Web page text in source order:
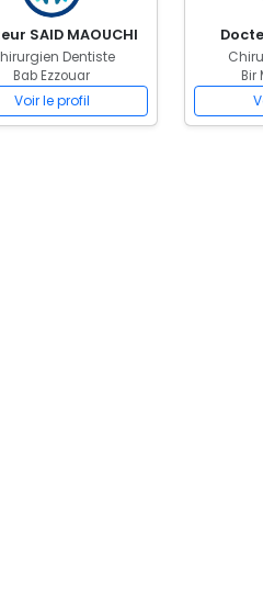
SAID MAOUCHI
Dentiste
Bab Ezzouar
Voir le profil
Bir